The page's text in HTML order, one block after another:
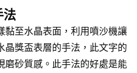
法
黏至水晶表面，利用噴沙機讓
晶獎盃表層的手法，此文字的
磨砂質感。此手法的好處是能